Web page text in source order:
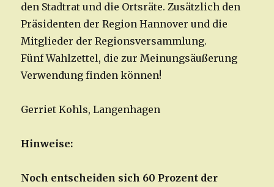
den Stadtrat und die Ortsräte. Zusätzlich den
Präsidenten der Region Hannover und die
Mitglieder der Regionsversammlung.
Fünf Wahlzettel, die zur Meinungsäußerung
Verwendung finden können!
Gerriet Kohls, Langenhagen
Hinweise:
Noch entscheiden sich 60 Prozent der